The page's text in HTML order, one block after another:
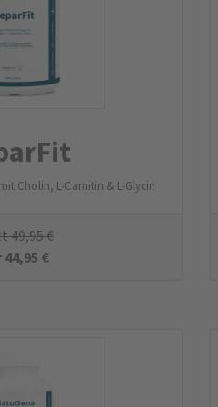
Cholin, L-Carnitin & L-Glycin
49,95€
44,95 €